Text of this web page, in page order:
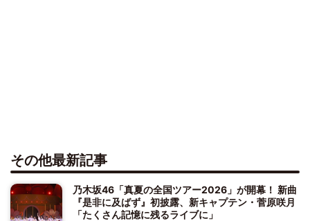
その他最新記事
乃木坂46「真夏の全国ツアー2026」が開幕！ 新曲
『是非に及ばず』初披露、新キャプテン・菅原咲月
「たくさん記憶に残るライブに」